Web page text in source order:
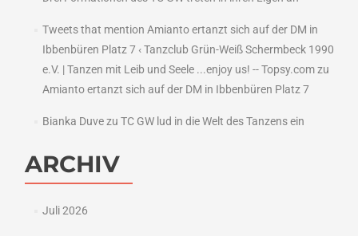
Tweets that mention Amianto ertanzt sich auf der DM in
Ibbenbüren Platz 7 ‹ Tanzclub Grün-Weiß Schermbeck 1990
e.V. | Tanzen mit Leib und Seele ...enjoy us! -- Topsy.comzu
Amianto ertanzt sich auf der DM in Ibbenbüren Platz 7
Bianka Duvezu TC GW lud in die Welt des Tanzens ein
ARCHIV
Juli 2026